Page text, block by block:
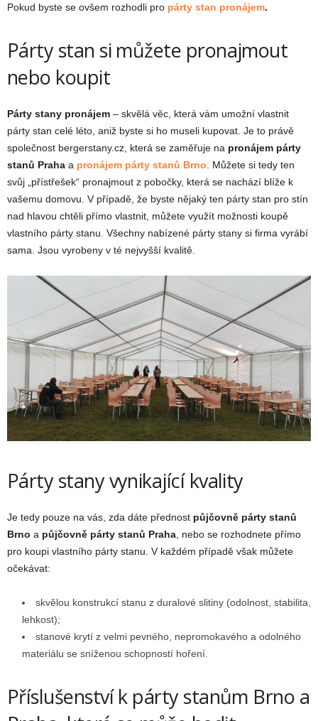
Pokud byste se ovšem rozhodli pro párty stan pronájem.
Párty stan si můžete pronajmout
nebo koupit
Párty stany pronájem – skvělá věc, která vám umožní vlastnit
párty stan celé léto, aniž byste si ho museli kupovat. Je to právě
společnost bergerstany.cz, která se zaměřuje na pronájem párty
stanů Praha a pronájem párty stanů Brno . Můžete si tedy ten
svůj „přístřešek“ pronajmout z pobočky, která se nachází blíže k
vašemu domovu. V případě, že byste nějaký ten párty stan pro stín
nad hlavou chtěli přímo vlastnit, můžete využít možnosti koupě
vlastního párty stanu. Všechny nabízené párty stany si firma vyrábí
sama. Jsou vyrobeny v té nejvyšší kvalitě.
Párty stany vynikající kvality
Je tedy pouze na vás, zda dáte přednost půjčovně párty stanů
Brno a půjčovně párty stanů Praha , nebo se rozhodnete přímo
pro koupi vlastního párty stanu. V každém případě však můžete
očekávat:
skvělou konstrukcí stanu z duralové slitiny (odolnost, stabilita,
lehkost);
stanové krytí z velmi pevného, nepromokavého a odolného
materiálu se sníženou schopností hoření.
Příslušenství k párty stanům Brno a